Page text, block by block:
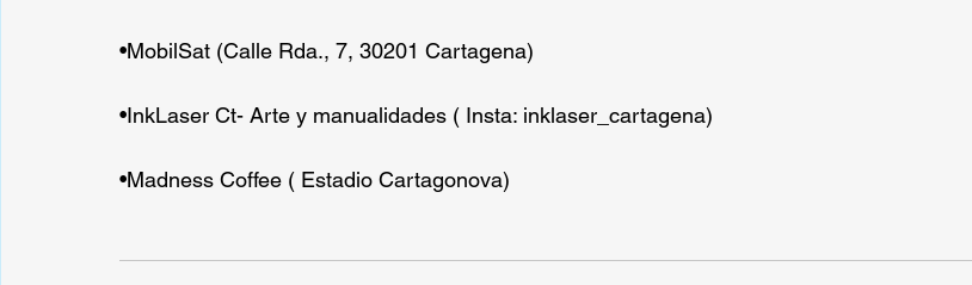
•MobilSat (Calle Rda., 7, 30201 Cartagena)
•InkLaser Ct- Arte y manualidades ( Insta: inklaser_cartagena)
•Madness Coffee ( Estadio Cartagonova)